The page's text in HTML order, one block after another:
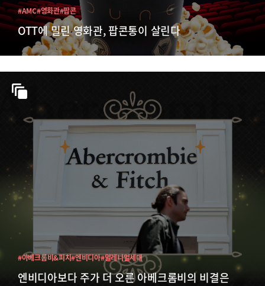
OTT에 밀린 영화관, 팝콘통이 살린다
#AMC#영화관#팝콘
엔비디아보다 주가 더 오른 아베크롬비의 비결은
#아베크롬비&피치#엔비디아#밀레니얼세대